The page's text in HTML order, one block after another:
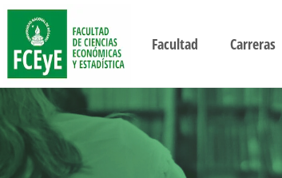
Facultad Carreras